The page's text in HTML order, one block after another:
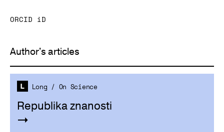
ORCID iD
Author's articles
Long / On Science
Republika znanosti